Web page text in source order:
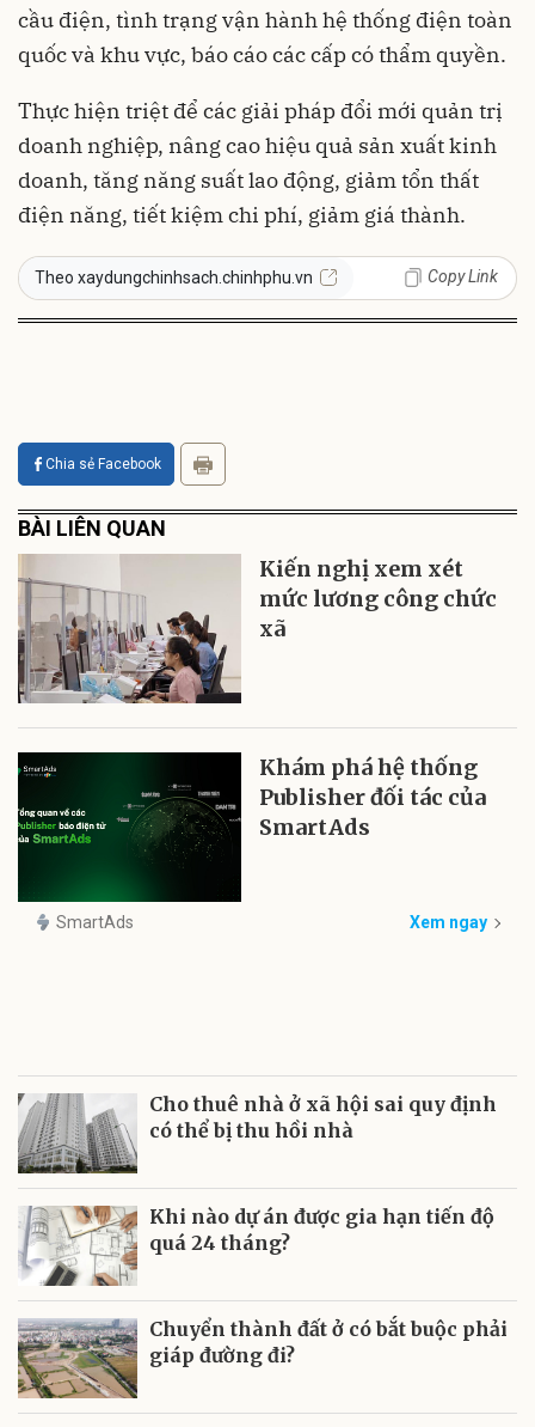
cầu điện, tình trạng vận hành hệ thống điện toàn
quốc và khu vực, báo cáo các cấp có thẩm quyền.
Thực hiện triệt để các giải pháp đổi mới quản trị
doanh nghiệp, nâng cao hiệu quả sản xuất kinh
doanh, tăng năng suất lao động, giảm tổn thất
điện năng, tiết kiệm chi phí, giảm giá thành.
Theo xaydungchinhsach.chinhphu.vn Copy Link
Chia sẻ Facebook
BÀI LIÊN QUAN
Kiến nghị xem xét
mức lương công chức
xã
Khám phá hệ thống
Publisher đối tác của
SmartAds
SmartAds Xem ngay
Cho thuê nhà ở xã hội sai quy định
có thể bị thu hồi nhà
Khi nào dự án được gia hạn tiến độ
quá 24 tháng?
Chuyển thành đất ở có bắt buộc phải
giáp đường đi?